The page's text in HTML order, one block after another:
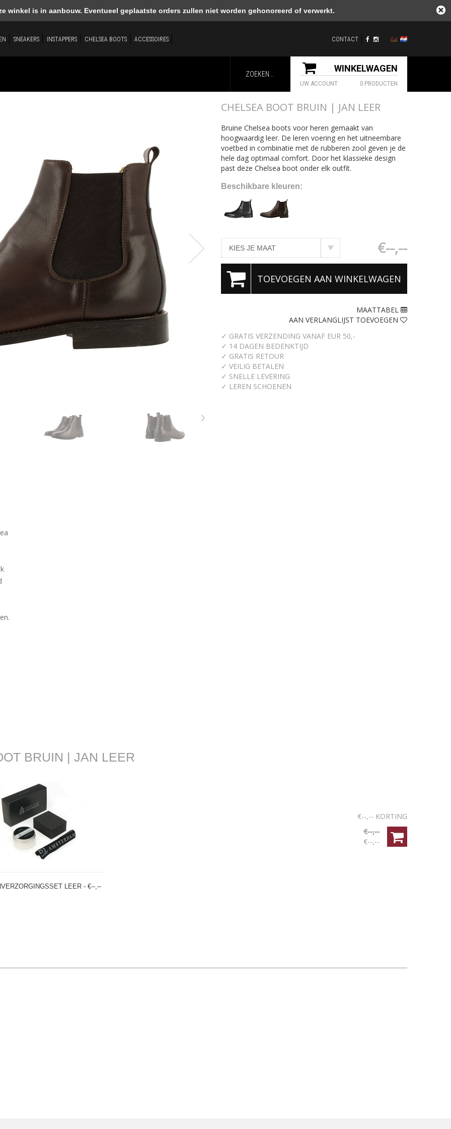
SNEAKERS INSTAPPERS CHELSEA BOOTS ACCESSOIRES CONTACT
WINKELWAGEN
UW ACCOUNT 0 PRODUCTEN
›
CHELSEA BOOT BRUIN | JAN LEER
Bruine Chelsea boots voor heren gemaakt van
hoogwaardig leer. De leren voering en het uitneembare
voetbed in combinatie met de rubberen zool geven je de
hele dag optimaal comfort. Door het klassieke design
past deze Chelsea boot onder elk outfit.
Beschikbare kleuren:
€--,--
TOEVOEGEN AAN WINKELWAGEN
MAATTABEL
AAN VERLANGLIJST TOEVOEGEN
✓ GRATIS VERZENDING VANAF EUR 50,-
✓ 14 DAGEN BEDENKTIJD
✓ GRATIS RETOUR
✓ VEILIG BETALEN
✓ SNELLE LEVERING
✓ LEREN SCHOENEN
BRUIN | JAN LEER
LEER - €--,--
€--,-- KORTING
€--,--
€--,--
winkel is in aanbouw. Eventueel geplaatste orders zullen niet worden gehonoreerd of verwerkt.